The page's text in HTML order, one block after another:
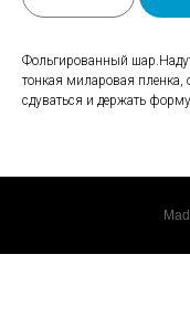
Фольгированный
тонкая миларовая
сдуваться и держать